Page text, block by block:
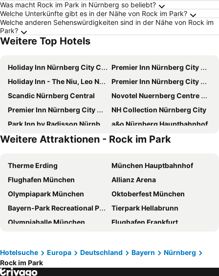
Was macht Rock im Park in Nürnberg so beliebt?
Welche Unterkünfte gibt es in der Nähe von Rock im Park?
Welche anderen Sehenswürdigkeiten sind in der Nähe von Rock im
Park?
Weitere Top Hotels
Holiday Inn Nürnberg City Centre by IHG
Premier Inn Nürnberg City Opernhaus
Holiday Inn - The Niu, Leo Nuremberg By Ihg
Premier Inn Nürnberg City Centre
Scandic Nürnberg Central
Novotel Nuernberg Centre Ville
Premier Inn Nürnberg City Nordost
NH Collection Nürnberg City
Park Inn by Radisson Nürnberg
a&o Nürnberg Hauptbahnhof
Leonardo Royal Hotel Nürnberg
ibis Nuernberg Hauptbahnhof
Best Western Hotel Nürnberg City West
Sheraton Carlton Hotel Nuernberg
Hotel am Jakobsmarkt
Novotel Nuernberg Messezentrum
Ringhotel Loew's Merkur
Novina Hotel Wöhrdersee Nürnberg City
Holiday Inn Express Erlangen By Ihg
Hotel Avenue
Seminaris Hotel Nürnberg
NOVINA HOTEL Südwestpark Nürnberg
B&B Hotel Nürnberg-Hbf
ibis Nuernberg City am Plaerrer
ibis Nuernberg Altstadt
Weitere Attraktionen - Rock im Park
Therme Erding
München Hauptbahnhof
Flughafen München
Allianz Arena
Olympiapark München
Oktoberfest München
Bayern-Park Recreational Park
Tierpark Hellabrunn
Olympiahalle München
Flughafen Frankfurt
Starnberger See
THERME Bad Wörishofen
Neue Messe München
Hotelsuche Europa Deutschland Bayern
Nürnberg
Rock im Park